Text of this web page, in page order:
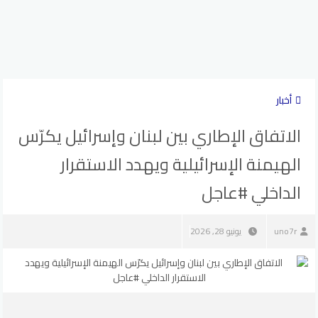
أخبار
الاتفاق الإطاري بين لبنان وإسرائيل يكرّس
الهيمنة الإسرائيلية ويهدد الاستقرار
الداخلي #عاجل
uno7r يونيو 28, 2026